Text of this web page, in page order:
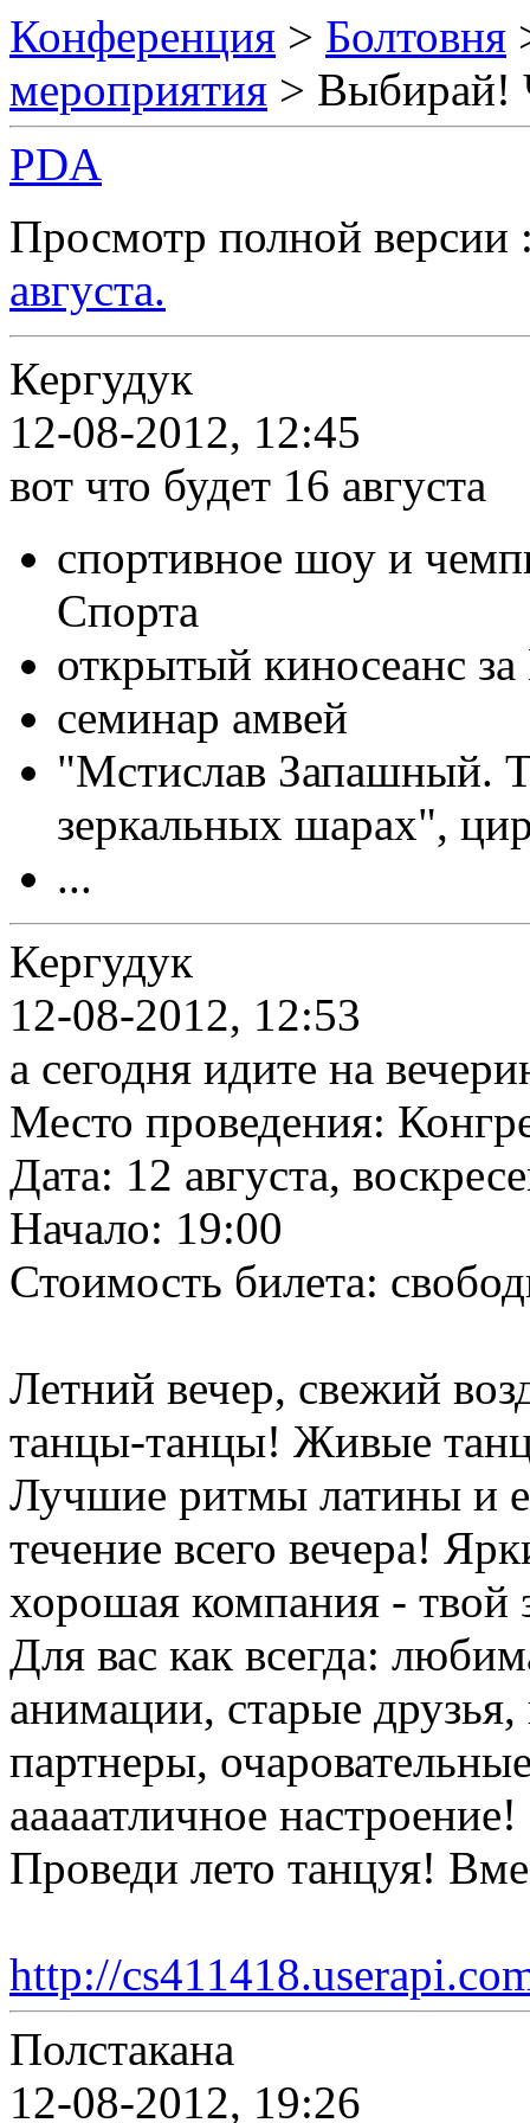
Конференция > Болтовня
мероприятия > Выбирай!
PDA
Просмотр полной
августа.
Кергудук
12-08-2012, 12:45
вот что будет 16 августа
спортивное шоу и
Спорта
открытый киносеанс
семинар амвей
"Мстислав Запашный.
зеркальных шарах",
...
Кергудук
12-08-2012, 12:53
а сегодня идите на
Место проведения:
Дата: 12 августа,
Начало: 19:00
Стоимость билета:
Летний вечер, свежий
танцы-танцы! Живые
Лучшие ритмы латины и
течение всего вечера!
хорошая компания - твой
Для вас как всегда:
анимации, старые
партнеры,
ааааатличное настроение!
Проведи лето танцуя!
http://
Полстакана
12-08-2012, 19:26